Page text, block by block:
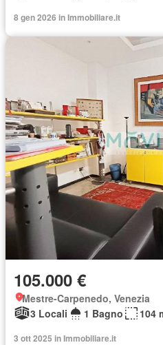
8 gen 2026 in Immobiliare.it
105.000 €
Mestre-Carpenedo, Venezia
3 Locali
1 Bagno 104
3 ott 2025 in Immobiliare.it